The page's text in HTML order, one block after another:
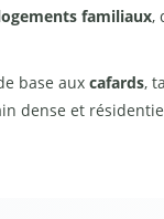
familiaux,
base aux cafards,
dense et